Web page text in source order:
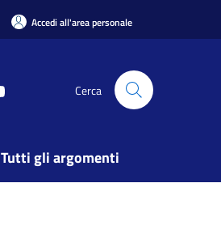
Accedi all'area personale
Cerca
Tutti gli argomenti